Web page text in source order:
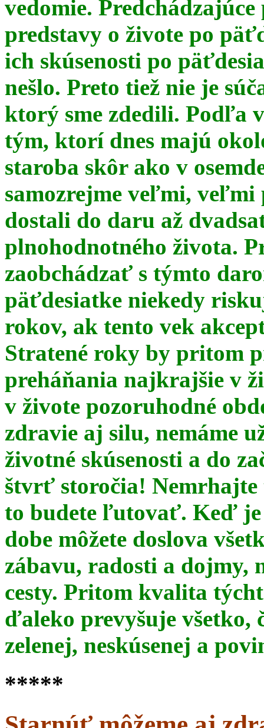
vedomie.
predstavy o živote po
ich skúsenosti po
nešlo. Preto tiež nie je
ktorý sme zdedili. Podľa
tým, ktorí dnes majú
staroba skôr ako v
samozrejme veľmi, veľmi
dostali do daru až
plnohodnotného života.
zaobchádzať s týmto
päťdesiatke niekedy
rokov, ak tento vek
Stratené roky by pritom
preháňania najkrajšie v
v živote pozoruhodné
zdravie aj silu, nemáme
životné skúsenosti a do
štvrť storočia!
to budete ľutovať. Keď je
dobe môžete doslova
zábavu, radosti a dojmy,
cesty. Pritom kvalita
ďaleko prevyšuje všetko,
zelenej, neskúsenej a
*****